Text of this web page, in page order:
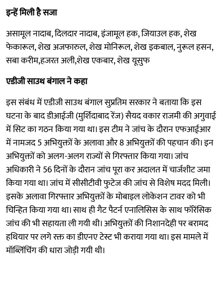
इन्हें मिली है सजा
असामूल नादाब, दिलदार नादाब, इंजामूल हक, जियाउल हक, शेख
फेकारूल, शेख अजफारुल, शेख मोनिरूल, शेख इकबाल, नुरूल हसन,
सबा करीम,हजरत अली,शेख एकबार, शेख यूसुफ
एडीजी साउथ बंगाल ने कहा
इस संबंध में एडीजी साउथ बंगाल सुप्रतिम सरकार ने बताया कि इस
घटना के बाद डीआईजी (मुर्शिदाबाद रेंज) सैयद वकार राजमी की अगुवाई
में सिट का गठन किया गया था। इस टीम ने जांच के दौरान एफआईआर
में नामजद 5 अभियुक्तों के अलावा और 8 अभियुक्तों की पहचान की। इन
अभियुक्तों को अलग-अलग राज्यों से गिरफ्तार किया गया। जांच
अधिकारी ने 56 दिनों के दौरान जांच पूरा कर अदालत में चार्जशीट जमा
किया गया था। जांच में सीसीटीवी फुटेज की जांच से विशेष मदद मिली।
इसके अलावा गिरफ्तार अभियुक्तों के मोबाइल लोकेशन टावर को भी
चिन्हित किया गया था। साथ ही गैट पैटर्न एनालिसिस के साथ फॉरेंसिक
जांच की भी सहायता ली गयी थी। अभियुक्तों की निशानदेही पर बरामद
हथियार पर लगे रक्त का डीएनए टेस्ट भी कराया गया था। इस मामले में
मॉब्लिंचिंग की धारा जोड़ी गयी थी।